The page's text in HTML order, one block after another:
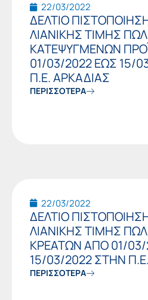
22/03/2022
ΔΕΛΤΙΟ
ΛΙΑΝΙΚΗΣ ΤΙΜΗΣ
ΚΑΤΕΨΥΓΜΕΝΩΝ
01/03/2022 ΕΩΣ 15/
Π.Ε. ΑΡΚΑΔΙΑΣ
ΠΕΡΙΣΣΟΤΕΡΑ
22/03/2022
ΔΕΛΤΙΟ
ΛΙΑΝΙΚΗΣ ΤΙΜΗΣ
ΚΡΕΑΤΩΝ ΑΠΟ 01/
15/03/2022 ΣΤΗΝ
ΠΕΡΙΣΣΟΤΕΡΑ